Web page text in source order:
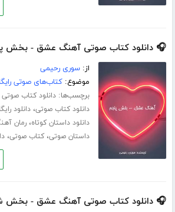
🎧 دانلود کتاب صوتی آهنگ عشق - بخش
از:سوری رحیمی
موضوع:کتاب‌های صوتی
برچسب‌ها:دانلود کتاب
دانلود کتاب صوتی،دانلود
دانلود داستان کوتاه،رمان
داستان صوتی،کتاب صوتی،
🎧 دانلود کتاب صوتی آهنگ عشق -